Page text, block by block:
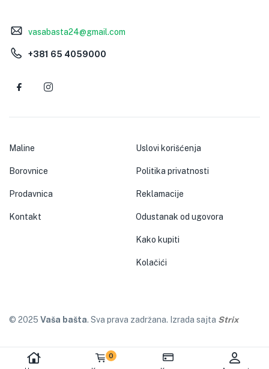
0
vasabasta24@gmail.com
+381 65 4059000
Maline
Borovnice
Prodavnica
Kontakt
Uslovi korišćenja
Politika privatnosti
Reklamacije
Odustanak od ugovora
Kako kupiti
Kolačići
© 2025 Vaša bašta. Sva prava zadržana. Izrada sajta Strix